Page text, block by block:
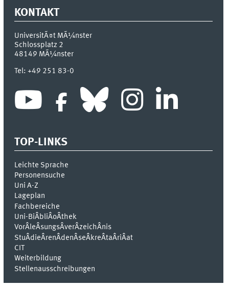
KONTAKT
UniversitÃ¤t MÃ¼nster
Schlossplatz 2
48149 MÃ¼nster
Tel:+49 251 83-0
TOP-LINKS
Leichte Sprache
Personensuche
Uni A-Z
Lageplan
Fachbereiche
Uni-BiÂ­bliÂ­oÂ­thek
VorÂ­leÂ­sungsÂ­verÂ­zeichÂ­nis
StuÂ­dieÂ­renÂ­denÂ­seÂ­kreÂ­taÂ­riÂ­at
CIT
Weiterbildung
Stellenausschreibungen